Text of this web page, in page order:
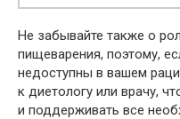
Не забывайте также о
пищеварения, поэтому,
недоступны в вашем
к диетологу или врачу,
и поддерживать все